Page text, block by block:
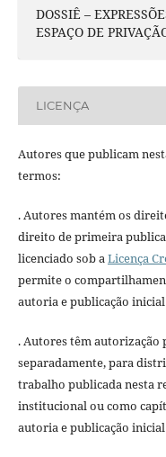
DOSSIÊ –
ESPAÇO DE
LICENÇA
Autores que publicam
termos:
. Autores mantém os
direito de primeira
licenciado sob a Licença
permite o
autoria e publicação
. Autores têm autorização
separadamente, para
trabalho publicada nesta
institucional ou como
autoria e publicação